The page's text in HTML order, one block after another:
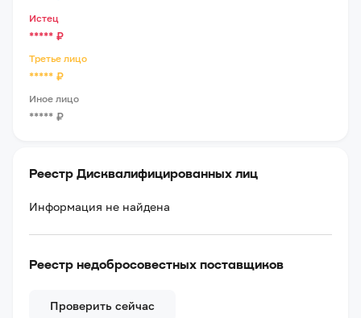
Истец
***** ₽
Третье лицо
***** ₽
Иное лицо
***** ₽
Реестр Дисквалифицированных лиц
Информация не найдена
Реестр недобросовестных поставщиков
Проверить сейчас